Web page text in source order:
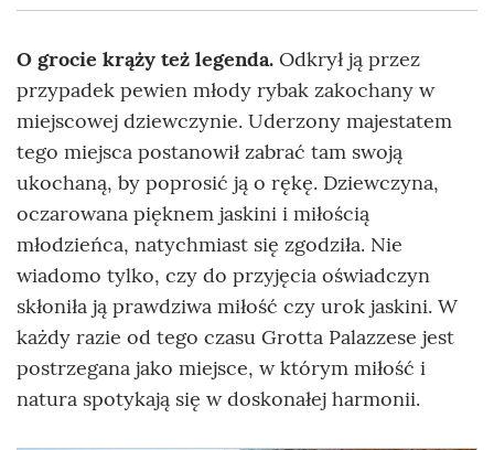
O grocie krąży też legenda. Odkrył ją przez
przypadek pewien młody rybak zakochany w
miejscowej dziewczynie. Uderzony majestatem
tego miejsca postanowił zabrać tam swoją
ukochaną, by poprosić ją o rękę. Dziewczyna,
oczarowana pięknem jaskini i miłością
młodzieńca, natychmiast się zgodziła. Nie
wiadomo tylko, czy do przyjęcia oświadczyn
skłoniła ją prawdziwa miłość czy urok jaskini. W
każdy razie od tego czasu Grotta Palazzese jest
postrzegana jako miejsce, w którym miłość i
natura spotykają się w doskonałej harmonii.